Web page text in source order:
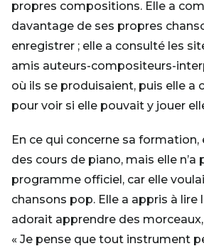
propres compositions. Elle a
davantage de ses propres
enregistrer ; elle a consulté les
amis auteurs-compositeurs-
où ils se produisaient, puis elle a
pour voir si elle pouvait y jouer
En ce qui concerne sa formation,
des cours de piano, mais elle n’a
programme officiel, car elle
chansons pop. Elle a appris à lire
adorait apprendre des morceaux,
« Je pense que tout instrument